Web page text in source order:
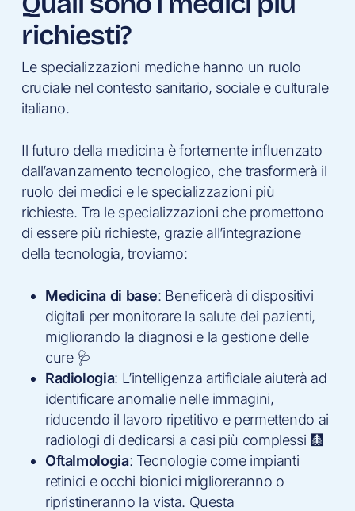
richiesti?
Le specializzazioni mediche hanno un ruolo
cruciale nel contesto sanitario, sociale e culturale
italiano.
Il futuro della medicina è fortemente influenzato
dall’avanzamento tecnologico, che trasformerà il
ruolo dei medici e le specializzazioni più
richieste. Tra le specializzazioni che promettono
di essere più richieste, grazie all’integrazione
della tecnologia, troviamo:
Medicina di base: Beneficerà di dispositivi
digitali per monitorare la salute dei pazienti,
migliorando la diagnosi e la gestione delle
cure 🩺
Radiologia: L’intelligenza artificiale aiuterà ad
identificare anomalie nelle immagini,
riducendo il lavoro ripetitivo e permettendo ai
radiologi di dedicarsi a casi più complessi 🩻
Oftalmologia: Tecnologie come impianti
retinici e occhi bionici miglioreranno o
ripristineranno la vista. Questa